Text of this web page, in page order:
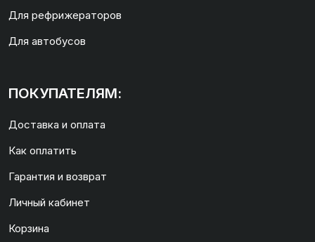
Для рефрижераторов
Для автобусов
ПОКУПАТЕЛЯМ:
Доставка и оплата
Как оплатить
Гарантия и возврат
Личный кабинет
Корзина